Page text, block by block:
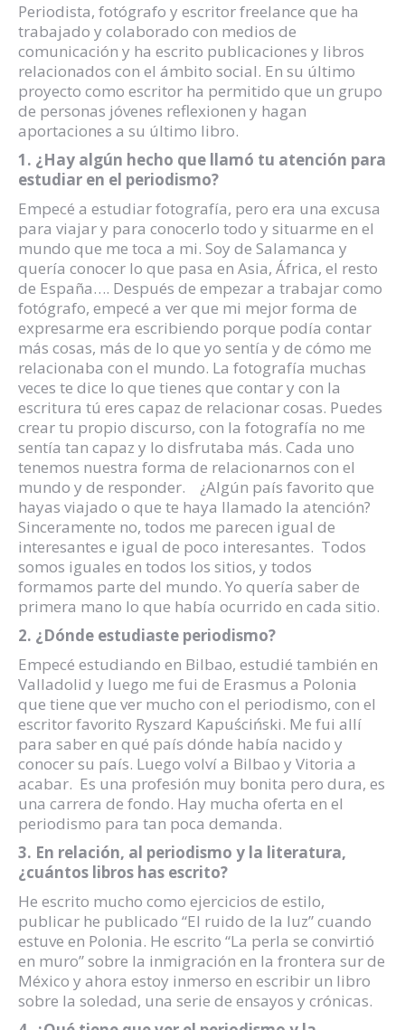
Periodista, fotógrafo y escritor freelance que ha
trabajado y colaborado con medios de
comunicación y ha escrito publicaciones y libros
relacionados con el ámbito social. En su último
proyecto como escritor ha permitido que un grupo
de personas jóvenes reflexionen y hagan
aportaciones a su último libro.
1. ¿Hay algún hecho que llamó tu atención para
estudiar en el periodismo?
Empecé a estudiar fotografía, pero era una excusa
para viajar y para conocerlo todo y situarme en el
mundo que me toca a mi. Soy de Salamanca y
quería conocer lo que pasa en Asia, África, el resto
de España…. Después de empezar a trabajar como
fotógrafo, empecé a ver que mi mejor forma de
expresarme era escribiendo porque podía contar
más cosas, más de lo que yo sentía y de cómo me
relacionaba con el mundo. La fotografía muchas
veces te dice lo que tienes que contar y con la
escritura tú eres capaz de relacionar cosas. Puedes
crear tu propio discurso, con la fotografía no me
sentía tan capaz y lo disfrutaba más. Cada uno
tenemos nuestra forma de relacionarnos con el
mundo y de responder. ¿Algún país favorito que
hayas viajado o que te haya llamado la atención?
Sinceramente no, todos me parecen igual de
interesantes e igual de poco interesantes. Todos
somos iguales en todos los sitios, y todos
formamos parte del mundo. Yo quería saber de
primera mano lo que había ocurrido en cada sitio.
2. ¿Dónde estudiaste periodismo?
Empecé estudiando en Bilbao, estudié también en
Valladolid y luego me fui de Erasmus a Polonia
que tiene que ver mucho con el periodismo, con el
escritor favorito Ryszard Kapuściński. Me fui allí
para saber en qué país dónde había nacido y
conocer su país. Luego volví a Bilbao y Vitoria a
acabar. Es una profesión muy bonita pero dura, es
una carrera de fondo. Hay mucha oferta en el
periodismo para tan poca demanda.
3. En relación, al periodismo y la literatura,
¿cuántos libros has escrito?
He escrito mucho como ejercicios de estilo,
publicar he publicado “El ruido de la luz” cuando
estuve en Polonia. He escrito “La perla se convirtió
en muro” sobre la inmigración en la frontera sur de
México y ahora estoy inmerso en escribir un libro
sobre la soledad, una serie de ensayos y crónicas.